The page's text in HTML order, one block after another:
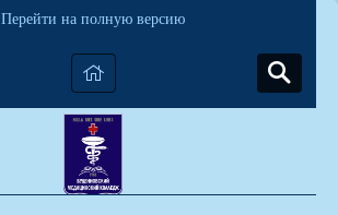
Перейти на полную версию